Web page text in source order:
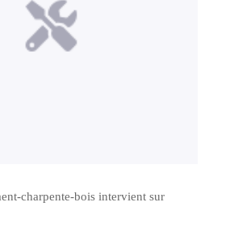
charpente-bois intervient sur